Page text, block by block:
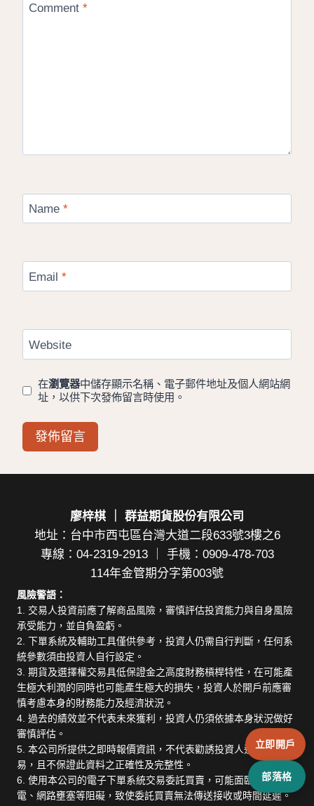
Comment *
Name *
Email *
Website
在瀏覽器中儲存顯示名稱、電子郵件地址及個人網站網
址，以供下次發佈留言時使用。
廖梓棋 ｜ 群益期貨股份有限公司
地址：台中市西屯區台灣大道二段633號3樓之6
專線：04-2319-2913 ｜ 手機：0909-478-703
114年金管期分字第003號
風險警語：
1. 交易人投資前應了解商品風險，審慎評估投資能力與自身風險
承受能力，並自負盈虧。
2. 下單系統及輔助工具僅供參考，投資人仍需自行判斷，任何系
統參數須由投資人自行設定。
3. 期貨及選擇權交易具低保證金之高度財務槓桿特性，在可能產
生極大利潤的同時也可能產生極大的損失，投資人於開戶前應審
慎考慮本身的財務能力及經濟狀況。
4. 過去的績效並不代表未來獲利，投資人仍須依據本身狀況做好
審慎評估。
5. 本公司所提供之即時報價資訊，不代表勸誘投資人進行期貨交
易，且不保證此資料之正確性及完整性。
6. 使用本公司的電子下單系統交易委託買賣，可能面臨斷線、斷
電、網路壅塞等阻礙，致使委託買賣無法傳送接收或時間延遲。
立即開戶
部落格